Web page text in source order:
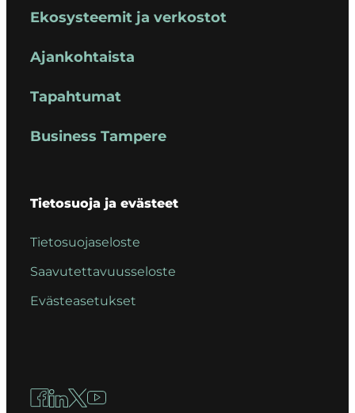
Ekosysteemit ja verkostot
Ajankohtaista
Tapahtumat
Business Tampere
Tietosuoja ja evästeet
Tietosuojaseloste
Saavutettavuusseloste
Evästeasetukset
Facebook
LinkedIn
X YouTube